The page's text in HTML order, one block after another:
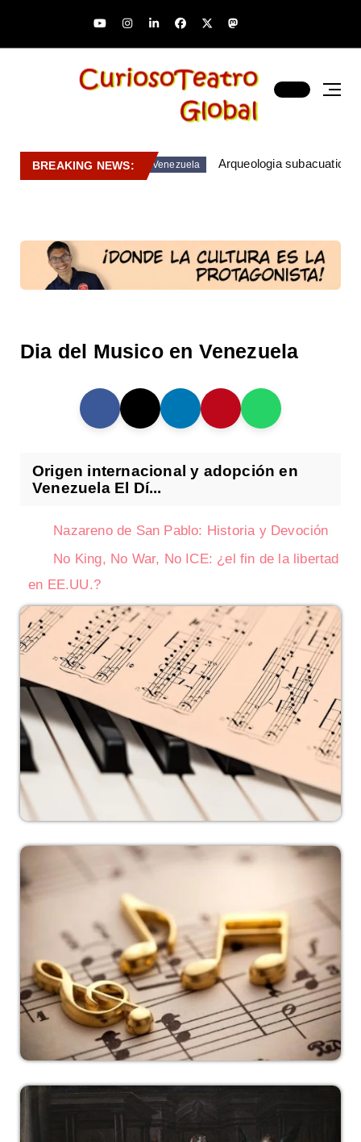
BREAKING NEWS: Venezuela Arqueologia subacuatica
Dia del Musico en Venezuela
Origen internacional y adopción en
Venezuela El Dí...
Nazareno de San Pablo: Historia y Devoción
No King, No War, No ICE: ¿el fin de la libertad
en EE.UU.?